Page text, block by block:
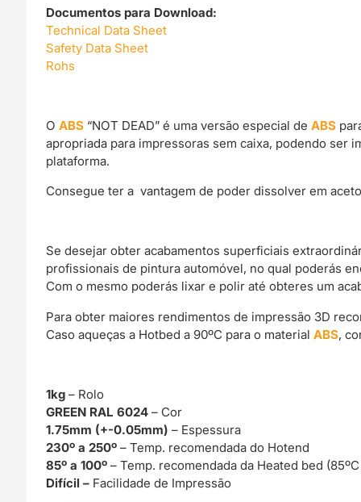
Documentos para Download:
Technical Data Sheet
Safety Data Sheet
Rohs
OABS “NOT DEAD” é uma versão especial deABS
apropriada para impressoras sem caixa, podendo ser
plataforma.
Consegue ter a vantagem de poder dissolver em
Se desejar obter acabamentos superficiais
profissionais de pintura automóvel, no qual poderás
Com o mesmo poderás lixar e polir até obteres um
Para obter maiores rendimentos de impressão 3D
Caso aqueças a Hotbed a 90ºC para o materialABS,
1kg – Rolo
GREEN RAL 6024– Cor
1.75mm (+-0.05mm)– Espessura
230º a 250º– Temp. recomendada do Hotend
85º a 100º– Temp. recomendada da Heated bed
Difícil – Facilidade de Impressão